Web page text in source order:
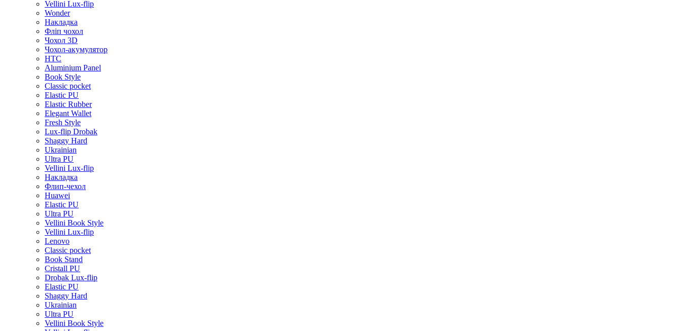
Vellini Lux-flip
Wonder
Накладка
Фліп чохол
Чохол 3D
Чохол-акумулятор
HTC
Aluminium Panel
Book Style
Classic pocket
Elastic PU
Elastic Rubber
Elegant Wallet
Fresh Style
Lux-flip Drobak
Shaggy Hard
Ukrainian
Ultra PU
Vellini Lux-flip
Накладка
Флип-чехол
Huawei
Elastic PU
Ultra PU
Vellini Book Style
Vellini Lux-flip
Lenovo
Classic pocket
Book Stand
Cristall PU
Drobak Lux-flip
Elastic PU
Shaggy Hard
Ukrainian
Ultra PU
Vellini Book Style